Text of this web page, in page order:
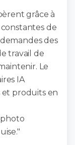
grâce à
constantes de
des
travail de
Le
IA
et produits en